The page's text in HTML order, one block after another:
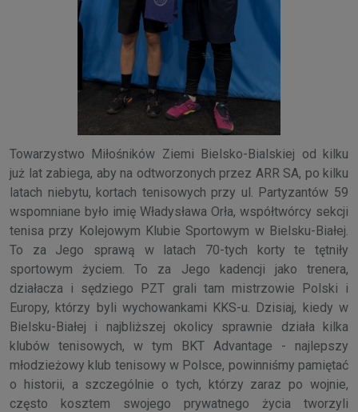
Towarzystwo Miłośników Ziemi Bielsko-Bialskiej od kilku
już lat zabiega, aby na odtworzonych przez ARR SA, po kilku
latach niebytu, kortach tenisowych przy ul. Partyzantów 59
wspomniane było imię Władysława Orła, współtwórcy sekcji
tenisa przy Kolejowym Klubie Sportowym w Bielsku-Białej.
To za Jego sprawą w latach 70-tych korty te tętniły
sportowym życiem. To za Jego kadencji jako trenera,
działacza i sędziego PZT grali tam mistrzowie Polski i
Europy, którzy byli wychowankami KKS-u. Dzisiaj, kiedy w
Bielsku-Białej i najbliższej okolicy sprawnie działa kilka
klubów tenisowych, w tym BKT Advantage - najlepszy
młodzieżowy klub tenisowy w Polsce, powinniśmy pamiętać
o historii, a szczególnie o tych, którzy zaraz po wojnie,
często kosztem swojego prywatnego życia tworzyli